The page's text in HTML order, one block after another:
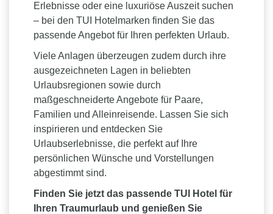
Erlebnisse oder eine luxuriöse Auszeit suchen
– bei den TUI Hotelmarken finden Sie das
passende Angebot für Ihren perfekten Urlaub.
Viele Anlagen überzeugen zudem durch ihre
ausgezeichneten Lagen in beliebten
Urlaubsregionen sowie durch
maßgeschneiderte Angebote für Paare,
Familien und Alleinreisende. Lassen Sie sich
inspirieren und entdecken Sie
Urlaubserlebnisse, die perfekt auf Ihre
persönlichen Wünsche und Vorstellungen
abgestimmt sind.
Finden Sie jetzt das passende TUI Hotel für
Ihren Traumurlaub und genießen Sie